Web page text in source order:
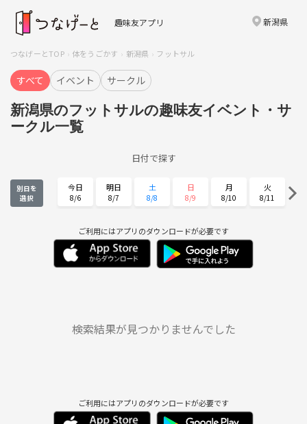
趣味友アプリ 新潟県
つなげーとTOP 体をうごかす 新潟県 フットサル
すべて イベント サークル
新潟県のフットサルの趣味友イベント・サ
ークル一覧
日付で探す
別日を
選択
今日
8/6
明日
8/7
土
8/8
日
8/9
月
8/10
火
8/11
8/12 8/13 8/14 8/15 8/16
火
8/18
水
8/19
金
8/21
土
8/22
8/30 8/31 9/1 9/2 9/3
ご利用にはアプリのダウンロードが必要です
検索結果が見つかりませんでした
ご利用にはアプリのダウンロードが必要です